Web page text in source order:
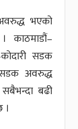
भएको
सडक
सडक अवरुद्ध
बढी
।